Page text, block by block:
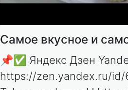
Самое вкусное и
📌✅ Яндекс Дзен
https://zen.yandex.ru/